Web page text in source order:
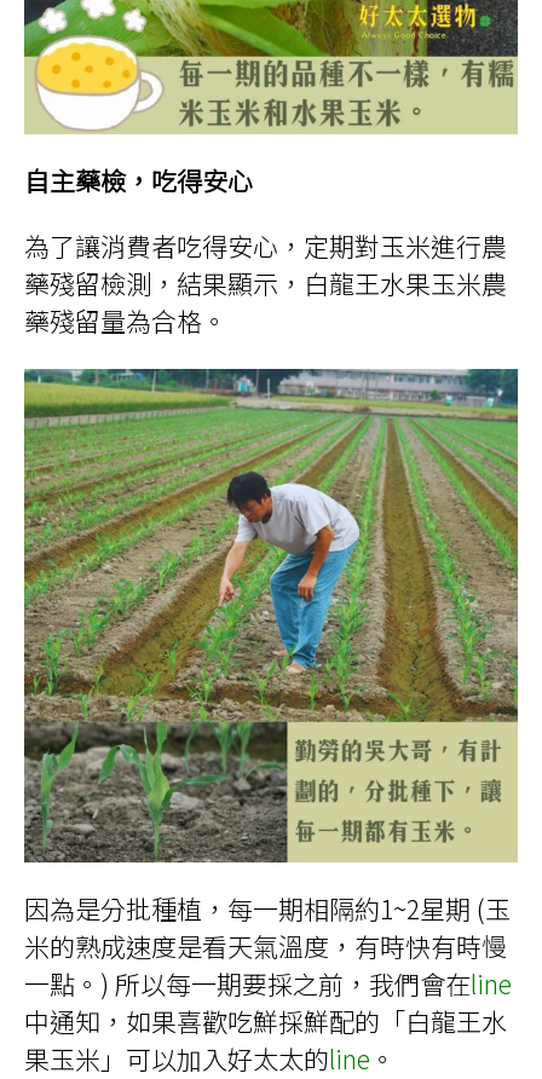
自主藥檢，吃得安心
為了讓消費者吃得安心，定期對玉米進行農
藥殘留檢測，結果顯示，白龍王水果玉米農
藥殘留量為合格。
因為是分批種植，每一期相隔約1~2星期 (玉
米的熟成速度是看天氣溫度，有時快有時慢
一點。) 所以每一期要採之前，我們會在line
中通知，如果喜歡吃鮮採鮮配的「白龍王水
果玉米」可以加入好太太的line 。